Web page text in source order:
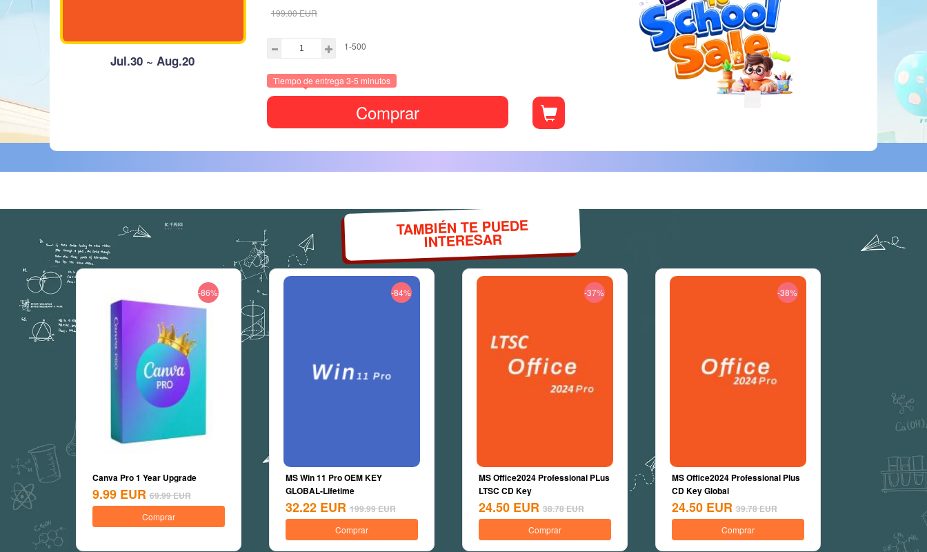
Jul.30 ~ Aug.20
199.00EUR
1-500
Tiempo de entrega 3-5 minutos
Comprar
TAMBIÉN TE PUEDE
INTERESAR
-86%
Canva Pro 1 Year Upgrade
9.99 EUR 69.99EUR
Comprar
-84%
MS Win 11 Pro OEM KEY
GLOBAL-Lifetime
32.22 EUR 199.99EUR
Comprar
-37%
MS Office2024 Professional PLus
LTSC CD Key
24.50 EUR 38.78EUR
Comprar
-38%
MS Office2024 Professional Plus
CD Key Global
24.50 EUR 39.78EUR
Comprar